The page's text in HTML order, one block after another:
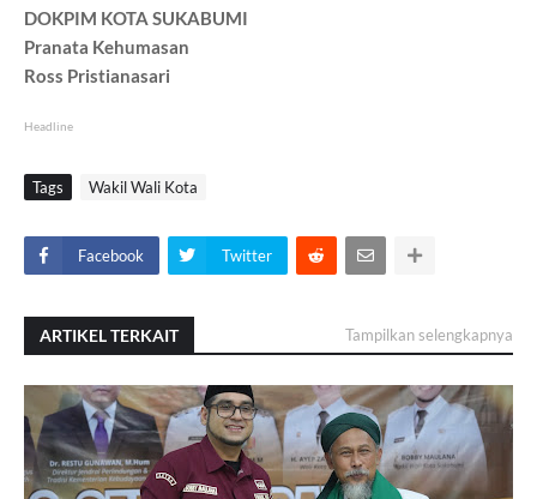
DOKPIM KOTA SUKABUMI
Pranata Kehumasan
Ross Pristianasari
Headline
Tags Wakil Wali Kota
Facebook Twitter
ARTIKEL TERKAIT Tampilkan selengkapnya